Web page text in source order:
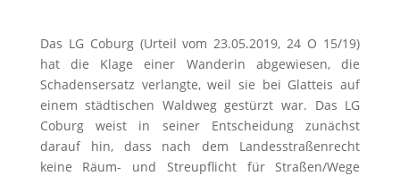
Das LG Coburg (Urteil vom 23.05.2019, 24 O 15/19)
hat die Klage einer Wanderin abgewiesen, die
Schadensersatz verlangte, weil sie bei Glatteis auf
einem städtischen Waldweg gestürzt war. Das LG
Coburg weist in seiner Entscheidung zunächst
darauf hin, dass nach dem Landesstraßenrecht
keine Räum- und Streupflicht für Straßen/Wege